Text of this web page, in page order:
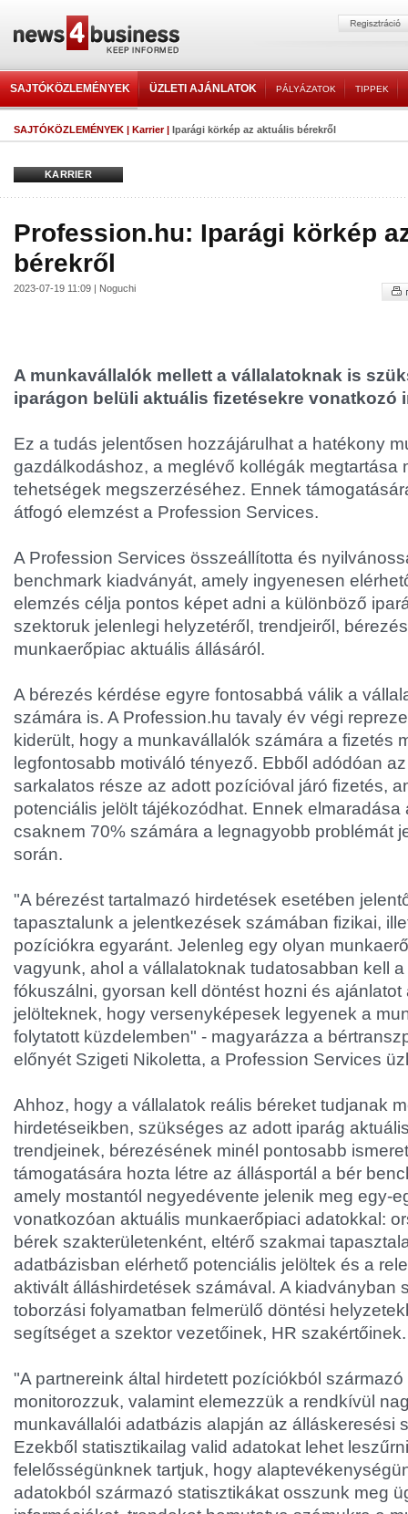
SAJTÓKÖZLEMÉNYEK ÜZLETI AJÁNLATOK PÁLYÁZATOK TIPPEK
SAJTÓKÖZLEMÉNYEK | Karrier| Iparági körkép az aktuális bérekről
KARRIER
Profession.hu: Iparági körkép
bérekről
2023-07-19 11:09 | Noguchi
A munkavállalók mellett a vállalatoknak is
iparágon belüli aktuális fizetésekre vonatkozó
Ez a tudás jelentősen hozzájárulhat a hatékony
gazdálkodáshoz, a meglévő kollégák megtartása
tehetségek megszerzéséhez. Ennek
átfogó elemzést a Profession Services.
A Profession Services összeállította és
benchmark kiadványát, amely ingyenesen
elemzés célja pontos képet adni a különböző
szektoruk jelenlegi helyzetéről, trendjeiről,
munkaerőpiac aktuális állásáról.
A bérezés kérdése egyre fontosabbá válik a
számára is. A Profession.hu tavaly év végi
kiderült, hogy a munkavállalók számára a fizetés
legfontosabb motiváló tényező. Ebből adódóan
sarkalatos része az adott pozícióval járó fizetés,
potenciális jelölt tájékozódhat. Ennek elmaradása
csaknem 70% számára a legnagyobb problémát
során.
"A bérezést tartalmazó hirdetések esetében
tapasztalunk a jelentkezések számában fizikai,
pozíciókra egyaránt. Jelenleg egy olyan
vagyunk, ahol a vállalatoknak tudatosabban kell
fókuszálni, gyorsan kell döntést hozni és ajánlatot
jelölteknek, hogy versenyképesek legyenek a
folytatott küzdelemben" - magyarázza a
előnyét Szigeti Nikoletta, a Profession Services
Ahhoz, hogy a vállalatok reális béreket tudjanak
hirdetéseikben, szükséges az adott iparág
trendjeinek, bérezésének minél pontosabb
támogatására hozta létre az állásportál a bér
amely mostantól negyedévente jelenik meg egy-
vonatkozóan aktuális munkaerőpiaci adatokkal:
bérek szakterületenként, eltérő szakmai
adatbázisban elérhető potenciális jelöltek és a
aktivált álláshirdetések számával. A kiadványban
toborzási folyamatban felmerülő döntési
segítséget a szektor vezetőinek, HR szakértőinek.
"A partnereink által hirdetett pozíciókból
monitorozzuk, valamint elemezzük a rendkívül
munkavállalói adatbázis alapján az álláskeresési
Ezekből statisztikailag valid adatokat lehet
felelősségünknek tartjuk, hogy
adatokból származó statisztikákat osszunk meg